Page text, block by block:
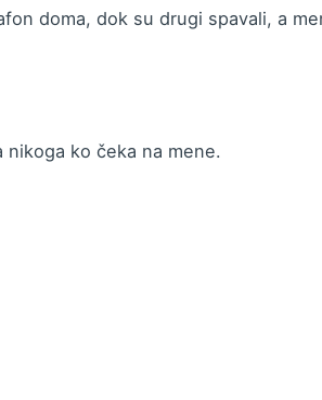
doma, dok su drugi spavali, a
ko čeka na mene.